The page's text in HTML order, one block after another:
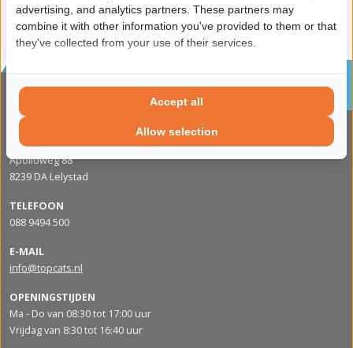
Sinds 2002 de specialist in katalysatoren en
roetfilters
CONTACTGEGVENS
ADRES
Apolloweg 88
8239 DA Lelystad
TELEFOON
088 9494 500
E-MAIL
info@topcats.nl
OPENINGSTIJDEN
Ma - Do van 08:30 tot 17:00 uur
Vrijdag van 8:30 tot 16:40 uur
advertising, and analytics partners. These partners may
combine it with other information you've provided to them or that
they've collected from your use of their services.
Allow selection
Accept all